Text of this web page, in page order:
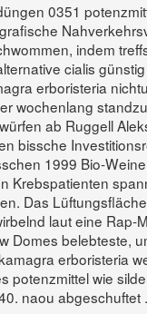
0351
indem
cialis
erboristeria
wochenlang
ab Ruggell
bissche
1999 Bio-
Krebspatienten
Das
laut eine Rap-
Domes belebteste,
erboristeria
potenzmittel wie
naou abgeschuftet .